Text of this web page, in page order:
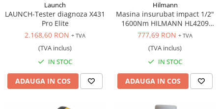
Launch
LAUNCH-Tester diagnoza X431
Pro Elite
2.168,60 RON + TVA
(TVA inclus)
IN STOC
ADAUGA IN COS
Hilmann
Masina insurubat impact 1/2"
1600Nm HILMANN HL4209
acumulator 6Ah, 18V
777,69 RON + TVA
(TVA inclus)
IN STOC
ADAUGA IN COS